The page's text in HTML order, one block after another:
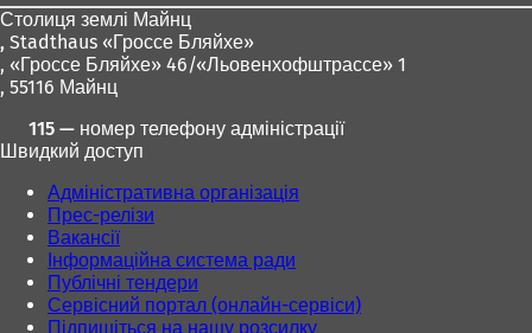
Столиця землі Майнц
, Stadthaus «Гроссе Бляйхе»
, «Гроссе Бляйхе» 46/«Льовенхофштрассе» 1
, 55116 Майнц
115 — номер телефону адміністрації
Швидкий доступ
Адміністративна організація
Прес-релізи
Вакансії
Інформаційна система ради
Публічні тендери
Сервісний портал (онлайн-сервіси)
Підпишіться на нашу розсилку